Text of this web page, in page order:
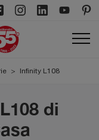
> Infinity L108
di